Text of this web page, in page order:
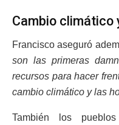
Cambio climático
Francisco aseguró
son las primeras
recursos para hacer
cambio climático y las
También los